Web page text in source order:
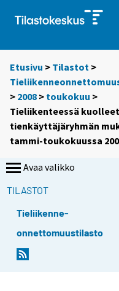
Etusivu > Tilastot >
> 2008 > toukokuu >
Tieliikenteessä kuolleet
tienkäyttäjäryhmän
tammi-toukokuussa
Avaa valikko
TILASTOT
Tieliikenne-
onnettomuustilasto